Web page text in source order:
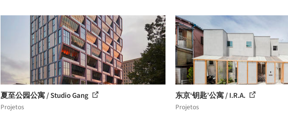
夏至公园公寓 / Studio Gang
Projetos
东京‘钥匙’公寓 / I.R.A.
Projetos